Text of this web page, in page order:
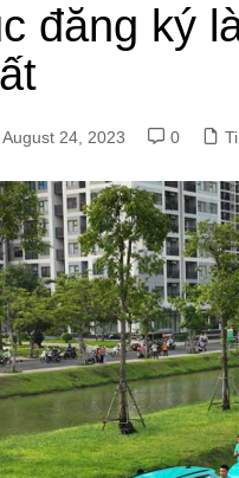
đăng ký
August 24, 2023 0